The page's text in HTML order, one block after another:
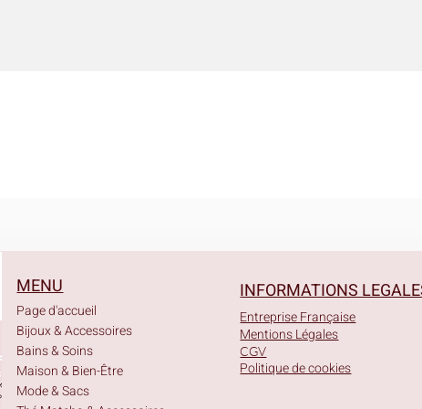
MENU
Page d'accueil
Bijoux & Accessoires
Bains & Soins
Maison & Bien-Être
Mode & Sacs
INFORMATIONS
Entreprise Française
CGV
Politique de cookies
Mentions Légales